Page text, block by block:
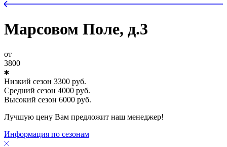
Марсовом Поле, д.3
от
3800
Низкий сезон 3300 руб.
Средний сезон 4000 руб.
Высокий сезон 6000 руб.
Лучшую цену Вам предложит наш менеджер!
Информация по сезонам